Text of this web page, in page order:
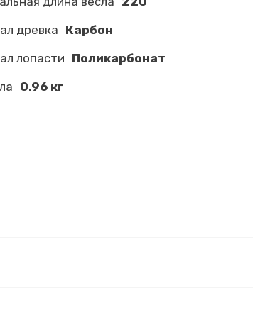
древка
Карбон
лопасти Поликарбонат
0.96 кг